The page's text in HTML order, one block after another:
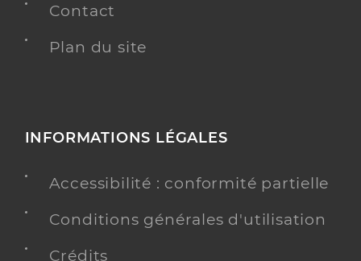
Contact
Plan du site
INFORMATIONS LÉGALES
Accessibilité : conformité partielle
Conditions générales d'utilisation
Crédits